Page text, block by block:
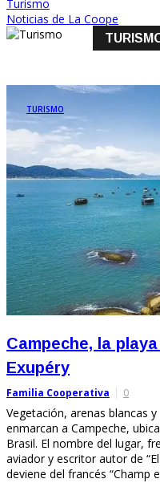
Turismo
Noticias de La Coope
TURISMO
Campeche, la
Exupéry
Familia Cooperativa 0
Vegetación, arenas blancas
enmarcan a Campeche,
Brasil. El nombre del lugar,
aviador y escritor autor de
deviene del francés “Champ